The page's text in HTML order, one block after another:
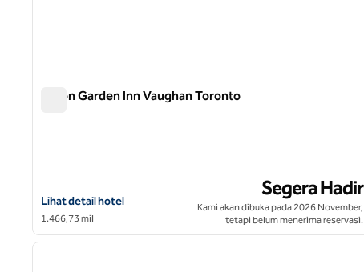
Hilton Garden Inn Vaughan Toronto
Lihat detail hotel untuk Hilton Garden Inn Vaughan Toronto
Lihat detail hotel
1.466,73 mil
Segera Hadir
Kami akan dibuka pada 2026 November,
tetapi belum menerima reservasi.
1 dari 12